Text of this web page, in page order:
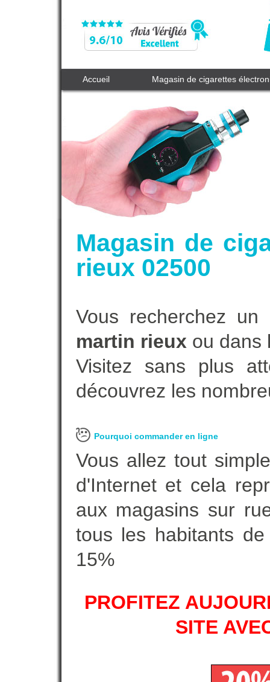
Accueil Magasin de cigarettes
Magasin de
rieux 02500
Vous recherchez
martin rieux ou dans
Visitez sans plus
découvrez les
Pourquoi commander en ligne
Vous allez tout
d'Internet et cela
aux magasins sur
tous les habitants
15%
PROFITEZ
SITE